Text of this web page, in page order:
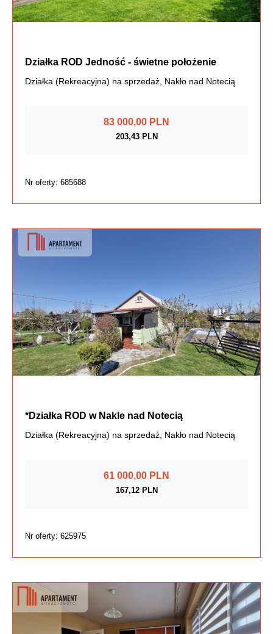
Działka ROD Jedność - świetne położenie
Działka (Rekreacyjna) na sprzedaż, Nakło nad Notecią
83 000,00 PLN
203,43 PLN
Nr oferty: 685688
*Działka ROD w Nakle nad Notecią
Działka (Rekreacyjna) na sprzedaż, Nakło nad Notecią
61 000,00 PLN
167,12 PLN
Nr oferty: 625975